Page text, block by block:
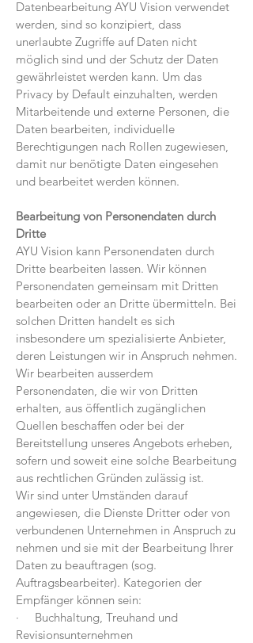
Datenbearbeitung AYU Vision verwendet
werden, sind so konzipiert, dass
unerlaubte Zugriffe auf Daten nicht
möglich sind und der Schutz der Daten
gewährleistet werden kann. Um das
Privacy by Default einzuhalten, werden
Mitarbeitende und externe Personen, die
Daten bearbeiten, individuelle
Berechtigungen nach Rollen zugewiesen,
damit nur benötigte Daten eingesehen
und bearbeitet werden können.
Bearbeitung von Personendaten durch
Dritte
AYU Vision kann Personendaten durch
Dritte bearbeiten lassen. Wir können
Personendaten gemeinsam mit Dritten
bearbeiten oder an Dritte übermitteln. Bei
solchen Dritten handelt es sich
insbesondere um spezialisierte Anbieter,
deren Leistungen wir in Anspruch nehmen.
Wir bearbeiten ausserdem
Personendaten, die wir von Dritten
erhalten, aus öffentlich zugänglichen
Quellen beschaffen oder bei der
Bereitstellung unseres Angebots erheben,
sofern und soweit eine solche Bearbeitung
aus rechtlichen Gründen zulässig ist.
Wir sind unter Umständen darauf
angewiesen, die Dienste Dritter oder von
verbundenen Unternehmen in Anspruch zu
nehmen und sie mit der Bearbeitung Ihrer
Daten zu beauftragen (sog.
Auftragsbearbeiter). Kategorien der
Empfänger können sein:
· Buchhaltung, Treuhand und
Revisionsunternehmen